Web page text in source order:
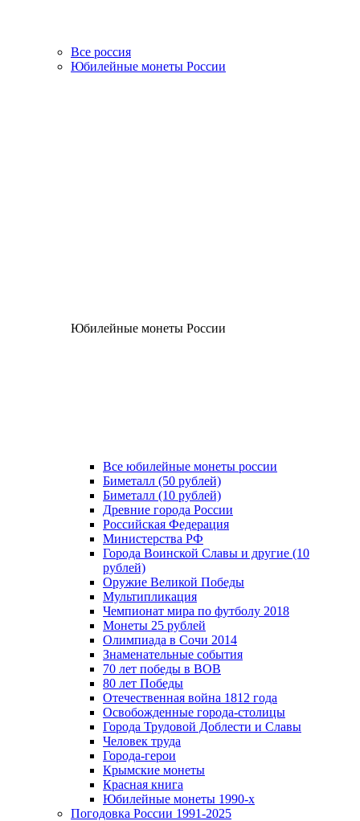
Все россия
Юбилейные монеты России
Юбилейные монеты России
Все юбилейные монеты россии
Биметалл (50 рублей)
Биметалл (10 рублей)
Древние города России
Российская Федерация
Министерства РФ
Города Воинской Славы и другие (10
рублей)
Оружие Великой Победы
Мультипликация
Чемпионат мира по футболу 2018
Монеты 25 рублей
Олимпиада в Сочи 2014
Знаменательные события
70 лет победы в ВОВ
80 лет Победы
Отечественная война 1812 года
Освобожденные города-столицы
Города Трудовой Доблести и Славы
Человек труда
Города-герои
Крымские монеты
Красная книга
Юбилейные монеты 1990-х
Погодовка России 1991-2025